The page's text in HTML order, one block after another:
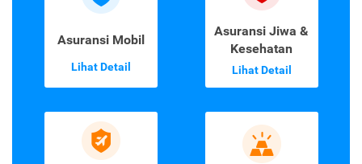
Asuransi Mobil
Lihat Detail
Asuransi Jiwa &
Kesehatan
Lihat Detail